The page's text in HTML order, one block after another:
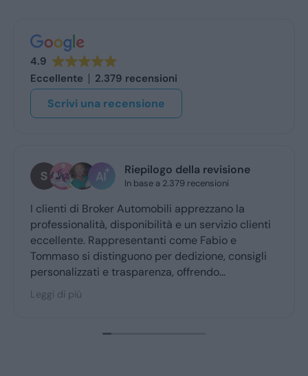
4.9
Eccellente
2.379 recensioni
Scrivi una recensione
stefano de benedetto
oggi
Grazie mille a Daniele e luca... gentilissimi e
professionali...grazie👍